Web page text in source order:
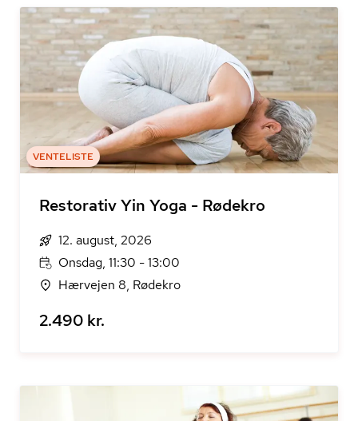
VENTELISTE
Restorativ Yin Yoga - Rødekro
12. august, 2026
Onsdag, 11:30 - 13:00
Hærvejen 8, Rødekro
2.490 kr.